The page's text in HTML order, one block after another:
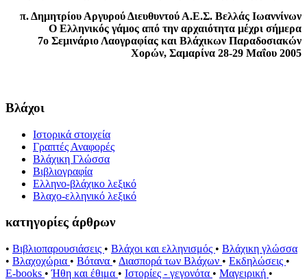
π. Δημητρίου Αργυρού Διευθυντού Α.Ε.Σ. Βελλάς Ιωαννίνων
Ο Ελληνικός γάμος από την αρχαιότητα μέχρι σήμερα
7o Σεμινάριο Λαογραφίας και Βλάχικων Παραδοσιακών
Χορών, Σαμαρίνα 28-29 Μαΐου 2005
Βλάχοι
Ιστορικά στοιχεία
Γραπτές Αναφορές
Βλάχικη Γλώσσα
Βιβλιογραφία
Ελληνο-βλάχικο λεξικό
Βλαχο-ελληνικό λεξικό
κατηγορίες άρθρων
• Βιβλιοπαρουσιάσεις • Βλάχοι και ελληνισμός • Βλάχικη γλώσσα
• Βλαχοχώρια • Βότανα • Διασπορά των Βλάχων • Εκδηλώσεις •
E-books •Ήθη και έθιμα • Ιστορίες - γεγονότα • Μαγειρική •